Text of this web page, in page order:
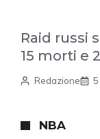
Raid russi
15 morti e
Redazione
NBA